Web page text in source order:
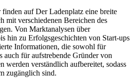
auf Der Ladenplatz eine breite
mit verschiedenen Bereichen des
Von Marktanalysen über
hin zu Erfolgsgeschichten von Start-ups
Informationen, die sowohl für
auch für aufstrebende Gründer von
werden verständlich aufbereitet, sodass
zugänglich sind.